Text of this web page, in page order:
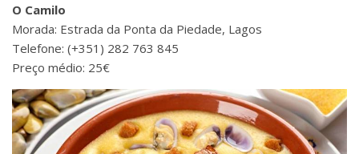
O Camilo
Morada: Estrada da Ponta da Piedade, Lagos
Telefone: (+351) 282 763 845
Preço médio: 25€